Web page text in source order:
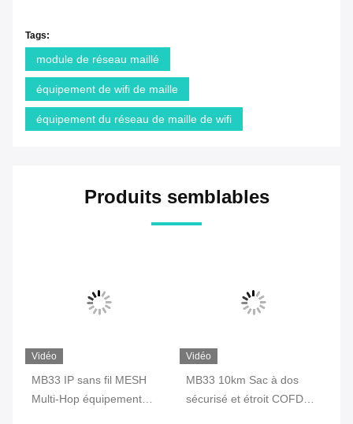
Tags:
module de réseau maillé
équipement de wifi de maille
équipement du réseau de maille de wifi
Produits semblables
Vidéo
MB33 IP sans fil MESH
Multi-Hop équipement
Vidéo
MB33 10km Sac à dos
sécurisé et étroit COFDM